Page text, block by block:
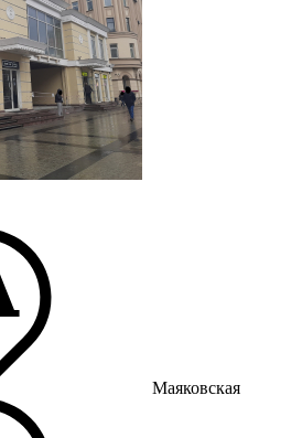
Маяковская